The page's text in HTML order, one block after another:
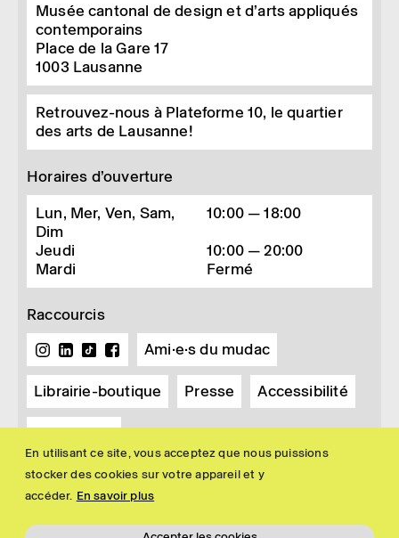
En utilisant ce site, vous acceptez que nous puissions
stocker des cookies sur votre appareil et y
accéder. En savoir plus
Musée cantonal de design et d’arts appliqués
contemporains
Place de la Gare 17
1003 Lausanne
Retrouvez-nous à Plateforme 10, le quartier
des arts de Lausanne!
Horaires d’ouverture
Lun, Mer, Ven, Sam,
Dim
10:00 — 18:00
Jeudi
10:00 — 20:00
Mardi
Fermé
Raccourcis
Ami·e·s du mudac
Librairie-boutique Presse Accessibilité
Newsletter